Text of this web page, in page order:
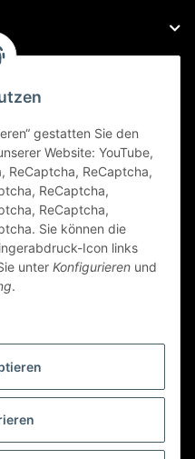
gestatten Sie den
Website: YouTube,
ReCaptcha, ReCaptcha,
ReCaptcha,
ReCaptcha,
Sie können die
Icon links
unter Konfigurieren und
.